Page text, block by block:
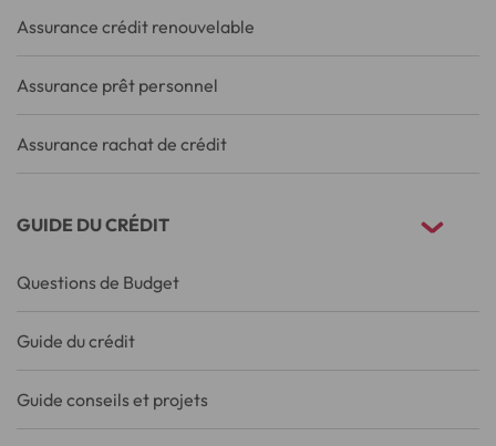
Assurance crédit renouvelable
Assurance prêt personnel
Assurance rachat de crédit
GUIDE DU CRÉDIT
Questions de Budget
Guide du crédit
Guide conseils et projets